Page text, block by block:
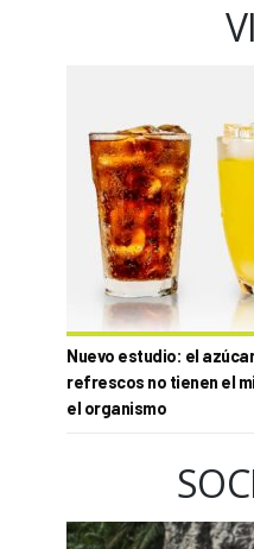
Nuevo estudio: el
refrescos no tienen el
el organismo